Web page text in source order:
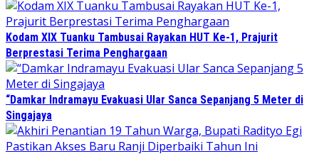
Kodam XIX Tuanku Tambusai Rayakan HUT Ke-1, Prajurit
Berprestasi Terima Penghargaan
“Damkar Indramayu Evakuasi Ular Sanca Sepanjang 5 Meter di
Singajaya